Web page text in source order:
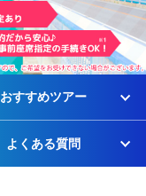
おすすめツアー
よくある質問